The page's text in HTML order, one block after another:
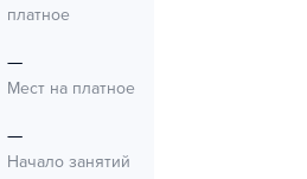
платное
—
Мест на платное
—
Начало занятий